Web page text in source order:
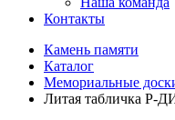
Контакты
Камень памяти
Каталог
Мемориальные
Литая табличка Р-